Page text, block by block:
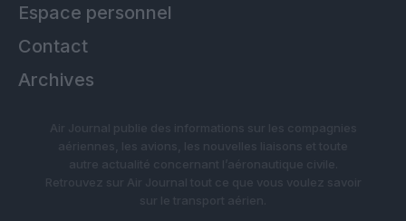
Espace personnel
Contact
Archives